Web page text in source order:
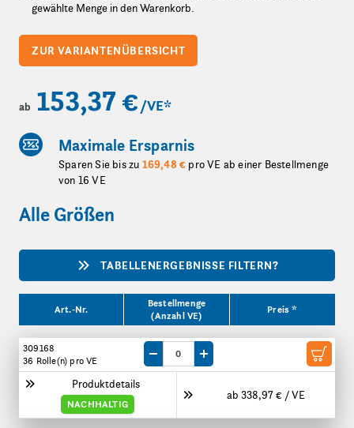
gewählte Menge in den Warenkorb.
ZUR VARIANTENÜBERSICHT
ab 153,37 € /VE*
Maximale Ersparnis
Sparen Sie bis zu 169,48 € pro VE ab einer Bestellmenge
von 16 VE
Alle Größen
TABELLENERGEBNISSE FILTERN?
Art.-Nr.
Bestellmenge
(Anzahl VE)
Preis *
309168
36 Rolle(n) pro VE
Produktdetails
NACHHALTIG
ab 338,97 € / VE
Menge um eine VE reduzieren
Menge um eine VE erhöhen